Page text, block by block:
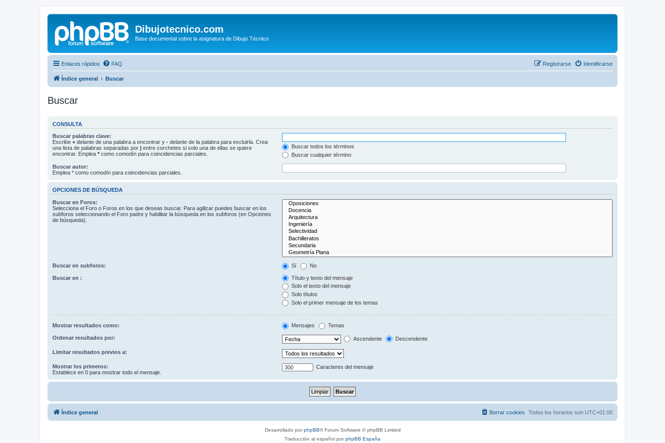
Dibujotecnico.com
Base documental sobre la asignatura de Dibujo Técnico
Enlaces rápidos FAQ Identificarse
Registrarse
Índice general Buscar
Buscar
CONSULTA
Buscar palabras clave:
Escribe + delante de una palabra a encontrar y - delante de la palabra para excluirla. Crea
una lista de palabras separadas por | entre corchetes si solo una de ellas se quiere
encontrar. Emplea * como comodín para coincidencias parciales.
Buscar todos los términos
Buscar cualquier término
Buscar autor:
Emplea * como comodín para coincidencias parciales.
OPCIONES DE BÚSQUEDA
Buscar en Foros:
Selecciona el Foro o Foros en los que deseas buscar. Para agilizar puedes buscar en los
subforos seleccionando el Foro padre y habilitar la búsqueda en los subforos (en Opciones
de búsqueda).
Buscar en subforos: Sí No
Buscar en :
Título y texto del mensaje
Solo el texto del mensaje
Solo títulos
Solo el primer mensaje de los temas
Mostrar resultados como: Mensajes Temas
Ordenar resultados por: Ascendente Descendente
Limitar resultados previos a:
Mostrar los primeros:
Establece en 0 para mostrar todo el mensaje.
Caracteres del mensaje
Índice general Todos los horarios son UTC+01:00
Borrar cookies
Desarrollado porphpBB® Forum Software © phpBB Limited
Traducción al español porphpBB España